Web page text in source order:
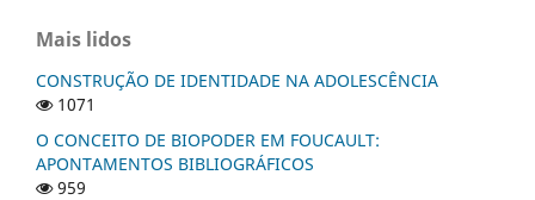
Mais lidos
CONSTRUÇÃO DE IDENTIDADE NA ADOLESCÊNCIA
1071
O CONCEITO DE BIOPODER EM FOUCAULT:
APONTAMENTOS BIBLIOGRÁFICOS
959